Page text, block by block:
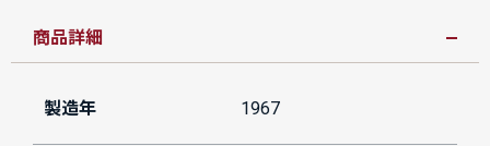
商品詳細
製造年 1967